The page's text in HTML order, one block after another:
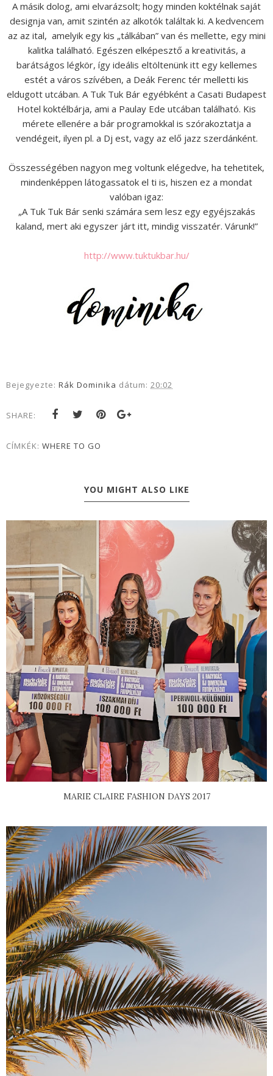
A másik dolog, ami elvarázsolt; hogy minden koktélnak saját
designja van, amit szintén az alkotók találtak ki. A kedvencem
az az ital, amelyik egy kis „tálkában” van és mellette, egy mini
kalitka található. Egészen elképesztő a kreativitás, a
barátságos légkör, így ideális eltöltenünk itt egy kellemes
estét a város szívében, a Deák Ferenc tér melletti kis
eldugott utcában. A Tuk Tuk Bár egyébként a Casati Budapest
Hotel koktélbárja, ami a Paulay Ede utcában található. Kis
mérete ellenére a bár programokkal is szórakoztatja a
vendégeit, ilyen pl. a Dj est, vagy az elő jazz szerdánként.
Összességében nagyon meg voltunk elégedve, ha tehetitek,
mindenképpen látogassatok el ti is, hiszen ez a mondat
valóban igaz:
„A Tuk Tuk Bár senki számára sem lesz egy egyéjszakás
kaland, mert aki egyszer járt itt, mindig visszatér. Várunk!”
http://www.tuktukbar.hu/
Bejegyezte: Rák Dominika dátum: 20:02
SHARE:
CÍMKÉK: WHERE TO GO
YOU MIGHT ALSO LIKE
MARIE CLAIRE FASHION DAYS 2017